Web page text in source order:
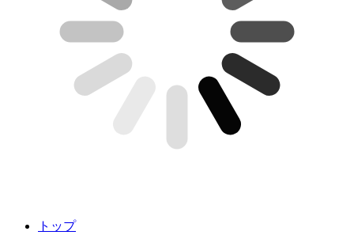
トップ